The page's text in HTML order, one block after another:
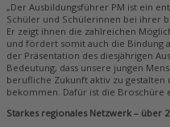
„Der Ausbildungsführer PM ist ein
Schüler und Schülerinnen bei ihrer
Er zeigt ihnen die zahlreichen
und fördert somit auch die Bindung
der Präsentation des diesjährigen
Bedeutung, dass unsere jungen
berufliche Zukunft aktiv zu
bekommen. Dafür ist die Broschüre
Starkes regionales Netzwerk – über